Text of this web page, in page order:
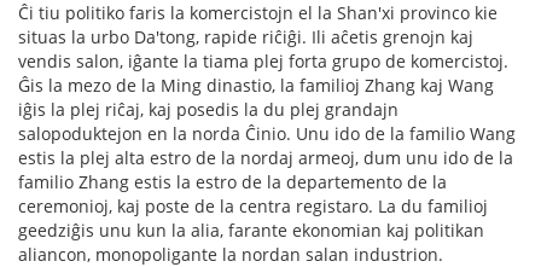
Ĉi tiu politiko faris la komercistojn el la Shan'xi provinco kie
situas la urbo Da'tong, rapide riĉiĝi. Ili aĉetis grenojn kaj
vendis salon, iĝante la tiama plej forta grupo de komercistoj.
Ĝis la mezo de la Ming dinastio, la familioj Zhang kaj Wang
iĝis la plej riĉaj, kaj posedis la du plej grandajn
salopoduktejon en la norda Ĉinio. Unu ido de la familio Wang
estis la plej alta estro de la nordaj armeoj, dum unu ido de la
familio Zhang estis la estro de la departemento de la
ceremonioj, kaj poste de la centra registaro. La du familioj
geedziĝis unu kun la alia, farante ekonomian kaj politikan
aliancon, monopoligante la nordan salan industrion.